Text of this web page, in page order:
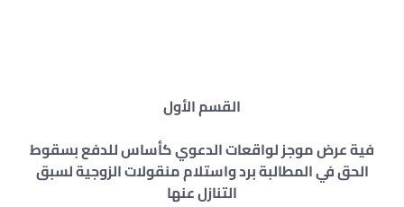
القسم الأول
فية عرض موجز لواقعات الدعوي كأساس للدفع بسقوط
الحق في المطالبة برد واستلام منقولات الزوجية لسبق
التنازل عنها